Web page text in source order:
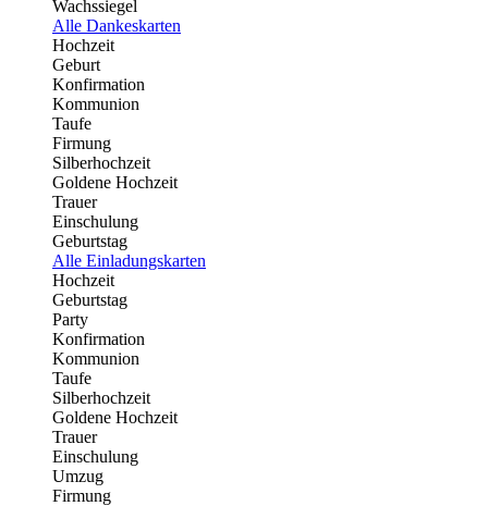
Wachssiegel
Alle Dankeskarten
Hochzeit
Geburt
Konfirmation
Kommunion
Taufe
Firmung
Silberhochzeit
Goldene Hochzeit
Trauer
Einschulung
Geburtstag
Alle Einladungskarten
Hochzeit
Geburtstag
Party
Konfirmation
Kommunion
Taufe
Silberhochzeit
Goldene Hochzeit
Trauer
Einschulung
Umzug
Firmung